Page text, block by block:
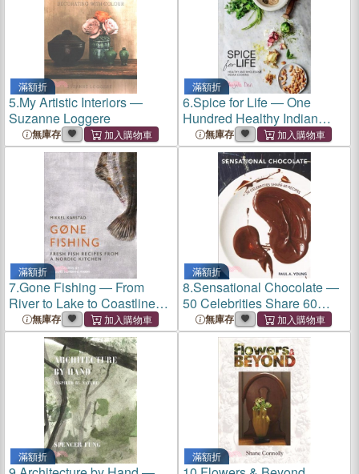
滿額折
5.My Artistic Interiors ―
Suzanne Loggere
無庫存
滿額折
6.Spice for Life ― One
Hundred Healthy Indian
Recipes
無庫存
滿額折
7.Gone Fishing ― From
River to Lake to Coastline
and Ocean, 80 Simple
Seafood Recipes
無庫存
滿額折
8.Sensational Chocolate ―
50 Celebrities Share 60
Recipes
無庫存
滿額折 滿額折